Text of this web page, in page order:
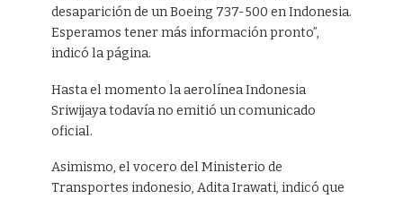
desaparición de un Boeing 737-500 en Indonesia.
Esperamos tener más información pronto”,
indicó la página.
Hasta el momento la aerolínea Indonesia
Sriwijaya todavía no emitió un comunicado
oficial.
Asimismo, el vocero del Ministerio de
Transportes indonesio, Adita Irawati, indicó que